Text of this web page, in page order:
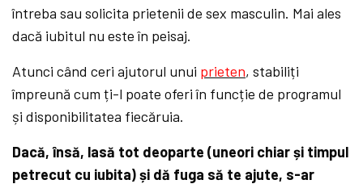
întreba sau solicita prietenii de sex masculin. Mai ales
dacă iubitul nu este în peisaj.
Atunci când ceri ajutorul unui prieten, stabiliți
împreună cum ți-l poate oferi în funcție de programul
și disponibilitatea fiecăruia.
Dacă, însă, lasă tot deoparte (uneori chiar și timpul
petrecut cu iubita) și dă fuga să te ajute, s-ar